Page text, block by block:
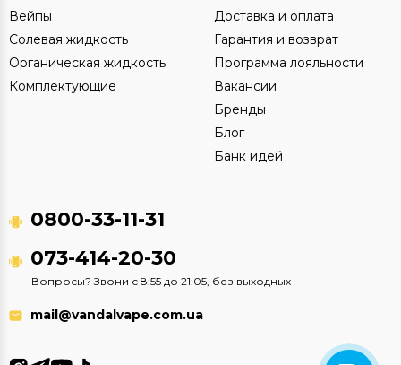
Вейпы
Солевая жидкость
Органическая жидкость
Комплектующие
Доставка и оплата
Гарантия и возврат
Программа лояльности
Вакансии
Бренды
Блог
Банк идей
0800-33-11-31
073-414-20-30
Вопросы? Звони с 8:55 до 21:05, без выходных
mail@vandalvape.com.ua